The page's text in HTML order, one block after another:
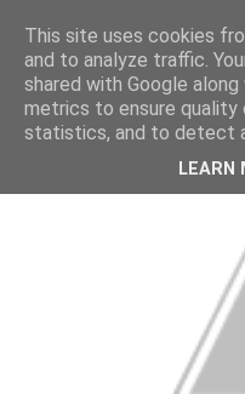
This site uses cookies
and to analyze traffic.
shared with Google
metrics to ensure quality
statistics, and to detect
LEARN